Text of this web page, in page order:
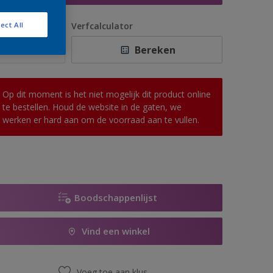
Verfcalculator
Bereken
Op dit moment is het niet mogelijk dit product online
te bestellen. Houd de website in de gaten, we
werken er hard aan om de voorraad aan te vullen.
Boodschappenlijst
Vind een winkel
All